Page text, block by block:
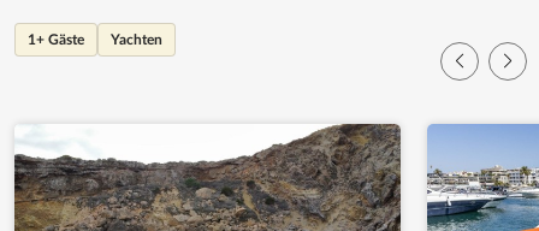
1+ Gäste Yachten